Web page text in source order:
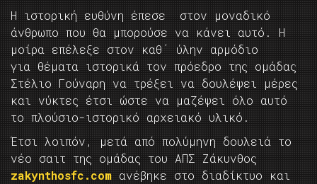
Η ιστορική ευθύνη έπεσε στον μοναδικό
άνθρωπο που θα μπορούσε να κάνει αυτό. Η
μοίρα επέλεξε στον καθ΄ ύλην αρμόδιο
για θέματα ιστορικά τον πρόεδρο της ομάδας
Στέλιο Γούναρη να τρέξει να δουλέψει μέρες
και νύκτες έτσι ώστε να μαζέψει όλο αυτό
το πλούσιο-ιστορικό αρχειακό υλικό.
Έτσι λοιπόν, μετά από πολύμηνη δουλειά το
νέο σαιτ της ομάδας του ΑΠΣ Ζάκυνθος
zakynthosfc.com ανέβηκε στο διαδίκτυο και